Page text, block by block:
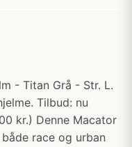
- Titan Grå - Str. L.
Tilbud: nu
kr.) Denne Macator
race og urban